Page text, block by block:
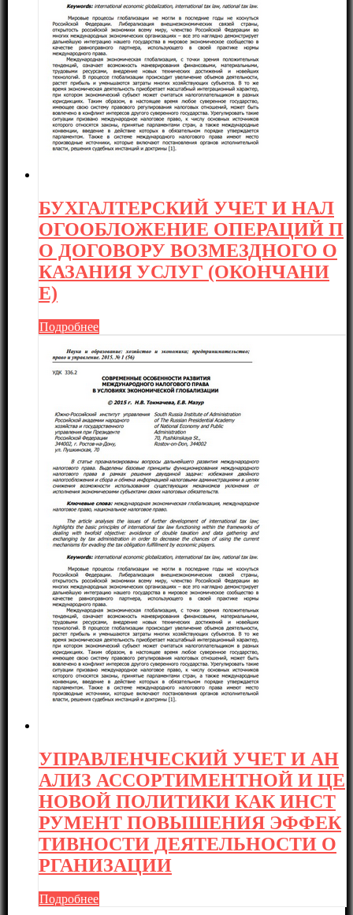
БУХГАЛТЕРСКИЙ УЧЕТ И НАЛ
ОГООБЛОЖЕНИЕ ОПЕРАЦИЙ П
О ДОГОВОРУ ВОЗМЕЗДНОГО О
КАЗАНИЯ УСЛУГ (ОКОНЧАНИ
Е)
Подробнее
УПРАВЛЕНЧЕСКИЙ УЧЕТ И АН
АЛИЗ АССОРТИМЕНТНОЙ И ЦЕ
НОВОЙ ПОЛИТИКИ КАК ИНСТ
РУМЕНТ ПОВЫШЕНИЯ ЭФФЕК
ТИВНОСТИ ДЕЯТЕЛЬНОСТИ О
РГАНИЗАЦИИ
Подробнее